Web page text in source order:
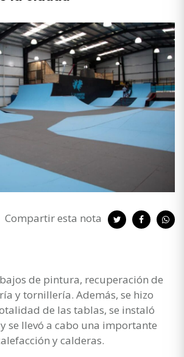
Compartir esta nota
de pintura, recuperación de
y tornillería. Además, se hizo
de las tablas, se instaló
se llevó a cabo una importante
y calderas.